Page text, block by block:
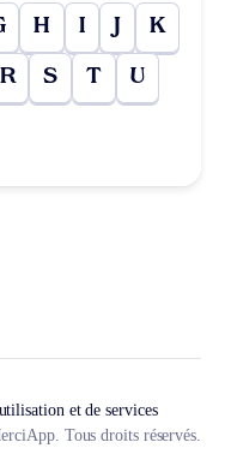
H I J K
R S T U
et de services
Tous droits réservés.